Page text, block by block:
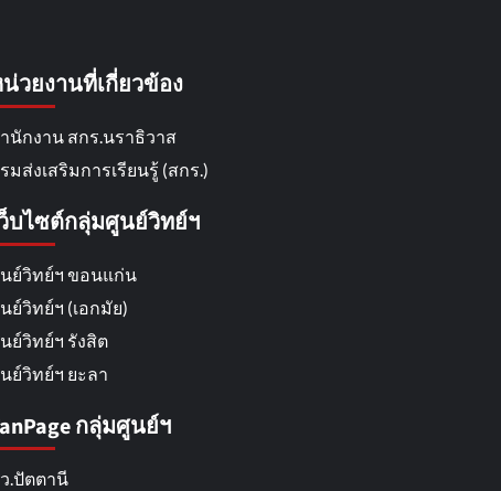
วยงานที่เกี่ยวข้อง
นักงาน สกร.นราธิวาส
มส่งเสริมการเรียนรู้ (สกร.)
บไซต์กลุ่มศูนย์วิทย์ฯ
ย์วิทย์ฯ ขอนแก่น
ย์วิทย์ฯ (เอกมัย)
ย์วิทย์ฯ รังสิต
ย์วิทย์ฯ ยะลา
กลุ่มศูนย์ฯ
.ปัตตานี